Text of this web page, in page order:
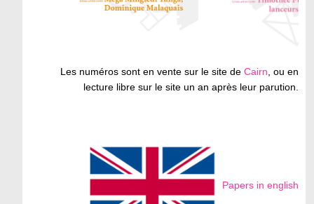
Les numéros sont en vente sur le site deCairn, ou en
lecture libre sur le site un an après leur parution.
Papers in english